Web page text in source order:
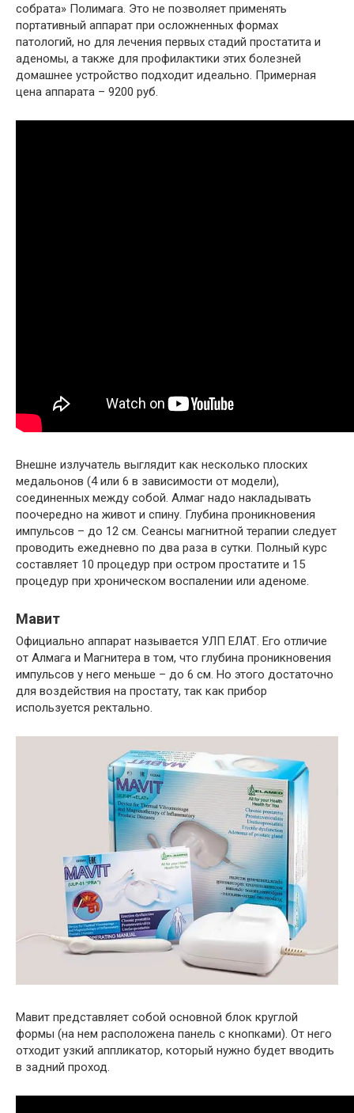
собрата» Полимага. Это не позволяет применять
портативный аппарат при осложненных формах
патологий, но для лечения первых стадий простатита и
аденомы, а также для профилактики этих болезней
домашнее устройство подходит идеально. Примерная
цена аппарата – 9200 руб.
Внешне излучатель выглядит как несколько плоских
медальонов (4 или 6 в зависимости от модели),
соединенных между собой. Алмаг надо накладывать
поочередно на живот и спину. Глубина проникновения
импульсов – до 12 см. Сеансы магнитной терапии следует
проводить ежедневно по два раза в сутки. Полный курс
составляет 10 процедур при остром простатите и 15
процедур при хроническом воспалении или аденоме.
Мавит
Официально аппарат называется УЛП ЕЛАТ. Его отличие
от Алмага и Магнитера в том, что глубина проникновения
импульсов у него меньше – до 6 см. Но этого достаточно
для воздействия на простату, так как прибор
используется ректально.
Мавит представляет собой основной блок круглой
формы (на нем расположена панель с кнопками). От него
отходит узкий аппликатор, который нужно будет вводить
в задний проход.